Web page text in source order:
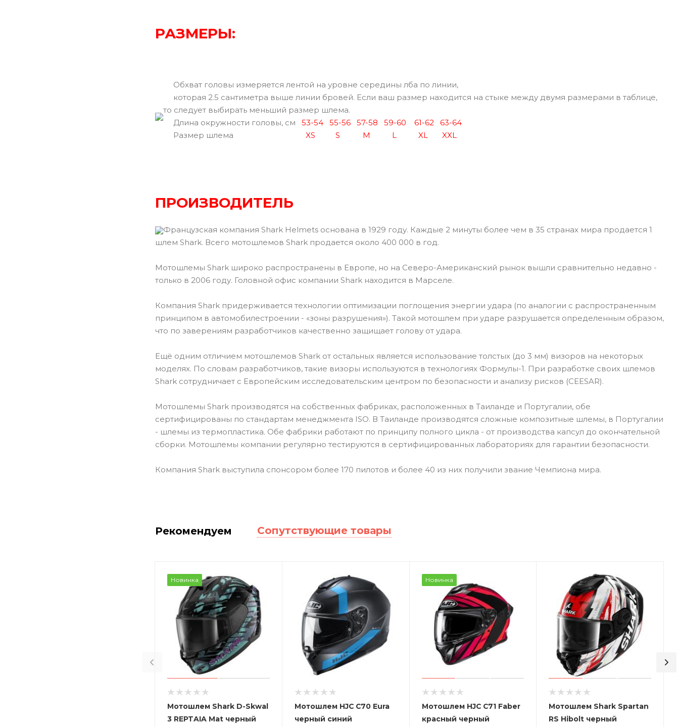
РАЗМЕРЫ:
Обхват головы измеряется лентой на уровне середины лба по линии,
которая 2.5 сантиметра выше линии бровей. Если ваш размер находится на стыке между двумя размерами в таблице,
то следует выбирать меньший размер шлема.
Длина окружности головы, см 53-54 55-56 57-58 59-60 61-62 63-64
Размер шлема
XS S M L XL XXL
ПРОИЗВОДИТЕЛЬ
Французская компания Shark Helmets основана в 1929 году. Каждые 2 минуты более чем в 35 странах мира продается 1
шлем Shark. Всего мотошлемов Shark продается около 400 000 в год.
Мотошлемы Shark широко распространены в Европе, но на Северо-Американский рынок вышли сравнительно недавно -
только в 2006 году. Головной офис компании Shark находится в Марселе.
Компания Shark придерживается технологии оптимизации поглощения энергии удара (по аналогии с распространенным
принципом в автомобилестроении - «зоны разрушения»). Такой мотошлем при ударе разрушается определенным образом,
что по заверениям разработчиков качественно защищает голову от удара.
Ещё одним отличием мотошлемов Shark от остальных является использование толстых (до 3 мм) визоров на некоторых
моделях. По словам разработчиков, такие визоры используются в технологиях Формулы-1. При разработке своих шлемов
Shark сотрудничает с Европейским исследовательским центром по безопасности и анализу рисков (CEESAR).
Мотошлемы Shark производятся на собственных фабриках, расположенных в Таиланде и Португалии, обе
сертифицированы по стандартам менеджмента ISO. В Таиланде производятся сложные композитные шлемы, в Португалии
- шлемы из термопластика. Обе фабрики работают по принципу полного цикла - от производства капсул до окончательной
сборки. Мотошлемы компании регулярно тестируются в сертифицированных лабораториях для гарантии безопасности.
Компания Shark выступила спонсором более 170 пилотов и более 40 из них получили звание Чемпиона мира.
Рекомендуем Сопутствующие товары
Новинка
Мотошлем Shark D-Skwal
3 REPTAIA Mat черный
Мотошлем HJC C70 Eura
черный синий
Новинка
Мотошлем HJC C71 Faber
красный черный
Мотошлем Shark Spartan
RS Hibolt черный